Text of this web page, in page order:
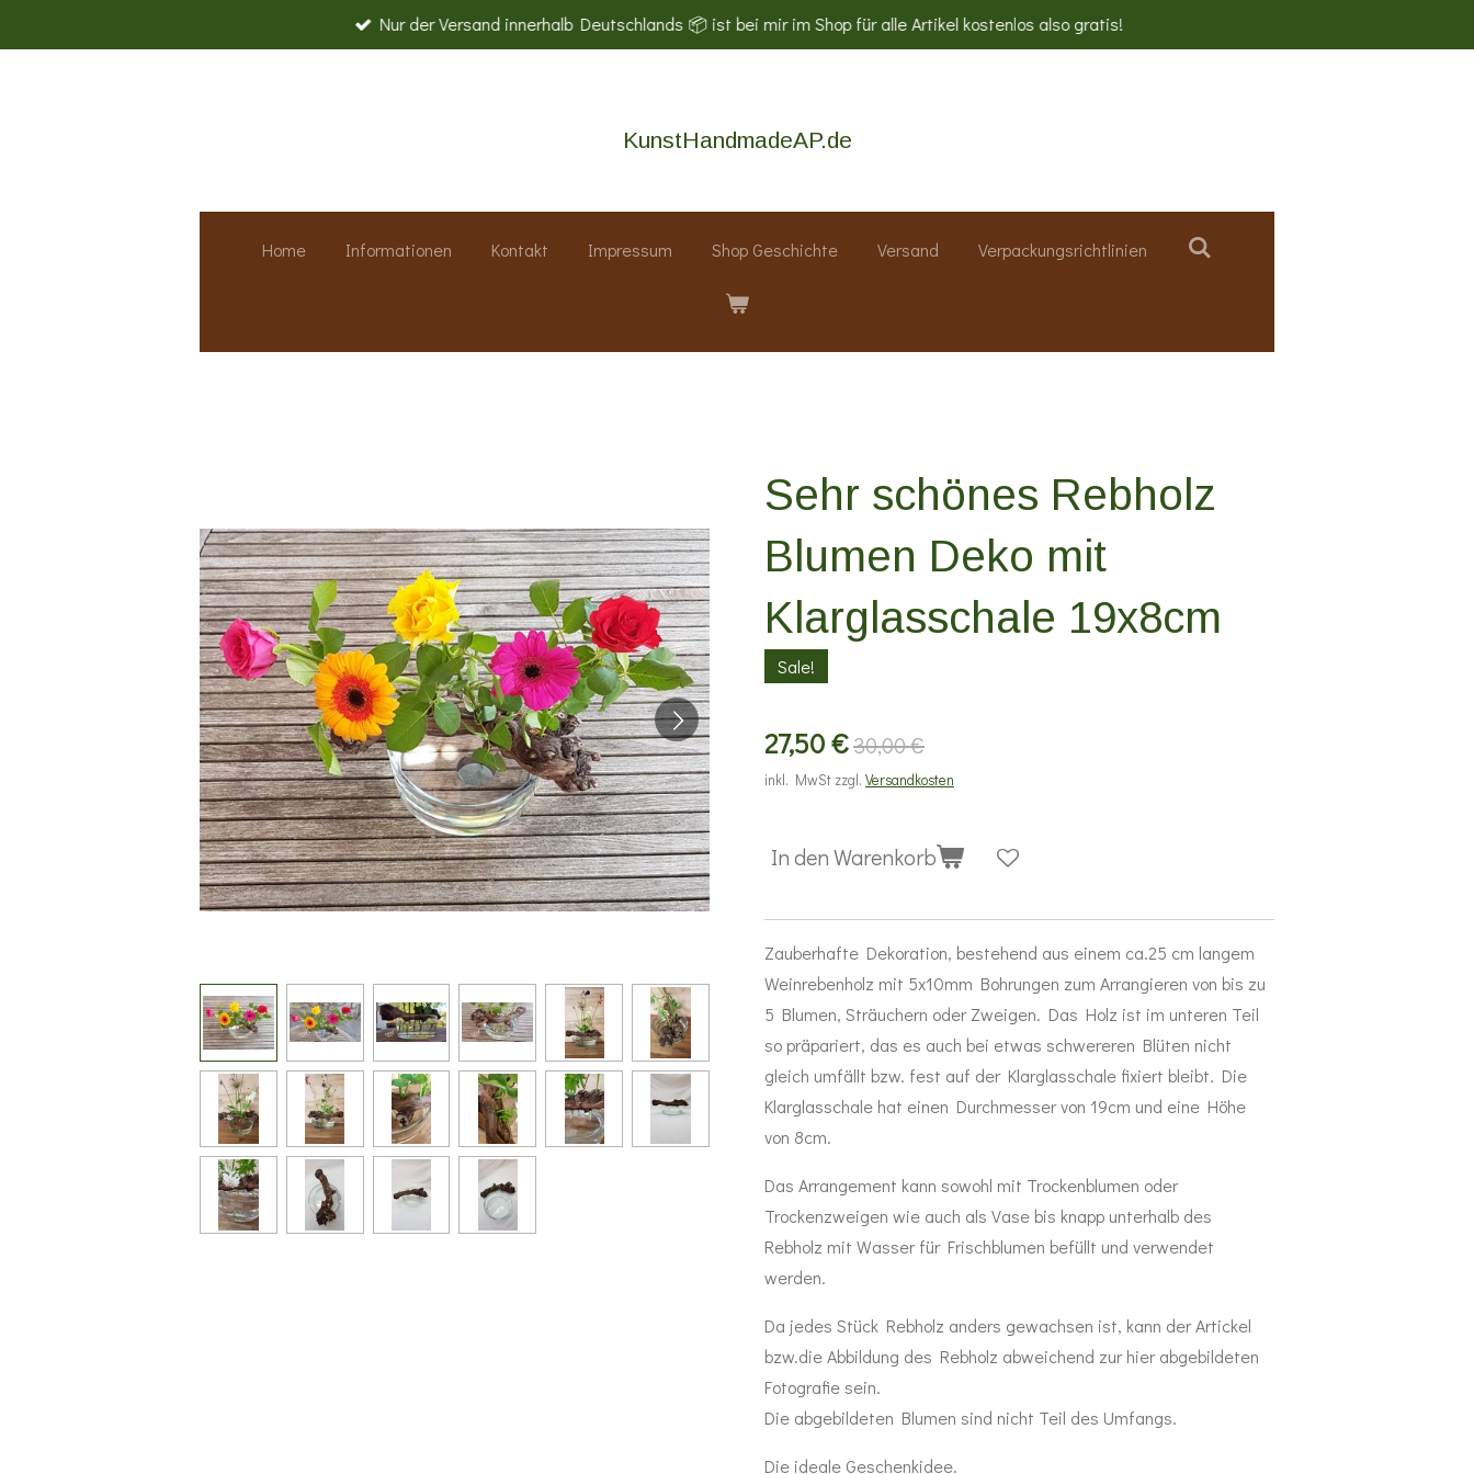
Hauptinhalt
Nur der Versand innerhalb Deutschlands 📦 ist bei mir im Shop für alle Artikel kostenlos also gratis!
KunstHandmadeAP.de
Home Informationen Kontakt Impressum Shop Geschichte Versand Verpackungsrichtlinien
Sehr schönes Rebholz
Blumen Deko mit
Klarglasschale 19x8cm
Sale!
27,50 €30,00 €
inkl. MwSt zzgl. Versandkosten
In den Warenkorb
Zauberhafte Dekoration, bestehend aus einem ca.25 cm langem
Weinrebenholz mit 5x10mm Bohrungen zum Arrangieren von bis zu
5 Blumen, Sträuchern oder Zweigen. Das Holz ist im unteren Teil
so präpariert, das es auch bei etwas schwereren Blüten nicht
gleich umfällt bzw. fest auf der Klarglasschale fixiert bleibt. Die
Klarglasschale hat einen Durchmesser von 19cm und eine Höhe
von 8cm.
Das Arrangement kann sowohl mit Trockenblumen oder
Trockenzweigen wie auch als Vase bis knapp unterhalb des
Rebholz mit Wasser für Frischblumen befüllt und verwendet
werden.
Da jedes Stück Rebholz anders gewachsen ist, kann der Artickel
bzw.die Abbildung des Rebholz abweichend zur hier abgebildeten
Fotografie sein.
Die abgebildeten Blumen sind nicht Teil des Umfangs.
Die ideale Geschenkidee.